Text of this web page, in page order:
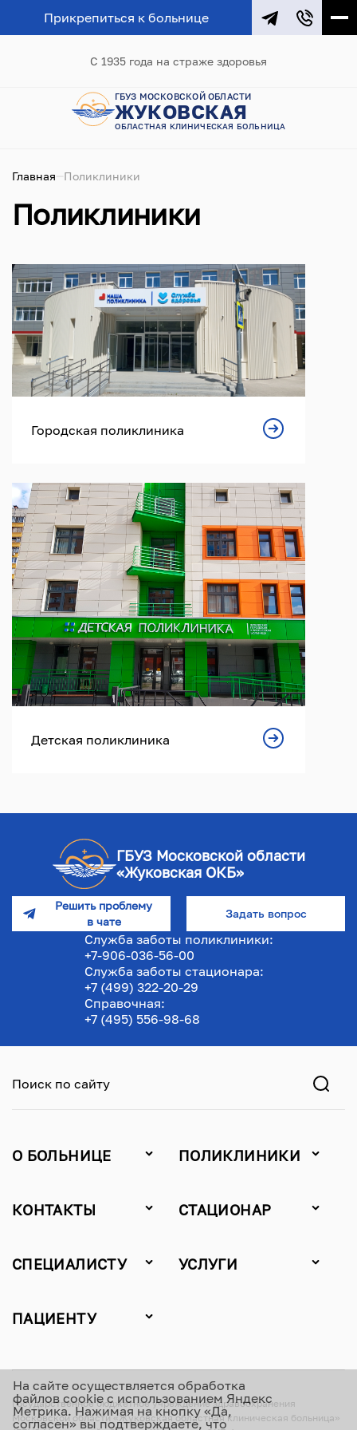
Прикрепиться к больнице
С 1935 года на страже здоровья
ГБУЗ МОСКОВСКОЙ ОБЛАСТИ
ЖУКОВСКАЯ
ОБЛАСТНАЯ КЛИНИЧЕСКАЯ БОЛЬНИЦА
Главная Поликлиники
Поликлиники
Городская поликлиника
Детская поликлиника
ГБУЗ Московской области
«Жуковская ОКБ»
Решить проблему
в чате
Задать вопрос
Служба заботы поликлиники:
+7-906-036-56-00
Служба заботы стационара:
+7 (499) 322-20-29
Справочная:
+7 (495) 556-98-68
Поиск по сайту
О БОЛЬНИЦЕ ПОЛИКЛИНИКИ
КОНТАКТЫ СТАЦИОНАР
СПЕЦИАЛИСТУ УСЛУГИ
ПАЦИЕНТУ
Государственное бюджетное учреждение здравоохранения
Московской области «Жуковская областная клиническая больница»
На сайте осуществляется обработка
файлов cookie с использованием Яндекс
Метрика. Нажимая на кнопку «Да,
согласен» вы подтверждаете, что